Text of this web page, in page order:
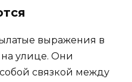
выражения в
улице. Они
связкой между